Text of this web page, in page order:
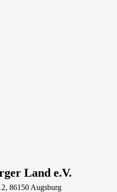
Land e.V.
, 86150 Augsburg